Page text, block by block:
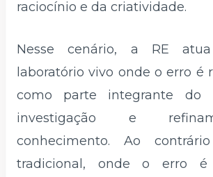
raciocínio e da criatividade.
Nesse cenário, a RE
laboratório vivo onde o erro é
como parte integrante do
investigação e
conhecimento. Ao
tradicional, onde o erro